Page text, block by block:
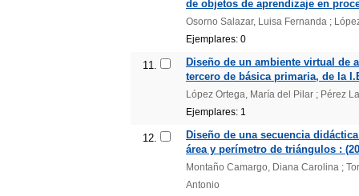
de objetos de aprendizaje en
Osorno Salazar, Luisa Fernanda ;
Ejemplares: 0
11.
Diseño de un ambiente virtual de
tercero de básica primaria, de la
López Ortega, María del Pilar ; Pérez
Ejemplares: 1
12.
Diseño de una secuencia
área y perímetro de triángulos :
Montaño Camargo, Diana Carolina ;
Antonio